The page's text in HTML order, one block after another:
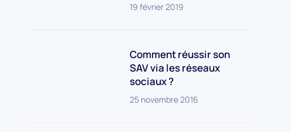
19 février 2019
Comment réussir son
SAV via les réseaux
sociaux ?
25 novembre 2016